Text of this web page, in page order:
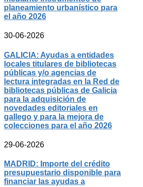
planeamiento urbanístico para
el año 2026
30-06-2026
GALICIA: Ayudas a entidades
locales titulares de bibliotecas
públicas y/o agencias de
lectura integradas en la Red de
bibliotecas públicas de Galicia
para la adquisición de
novedades editoriales en
gallego y para la mejora de
colecciones para el año 2026
29-06-2026
MADRID: Importe del crédito
presupuestario disponible para
financiar las ayudas a